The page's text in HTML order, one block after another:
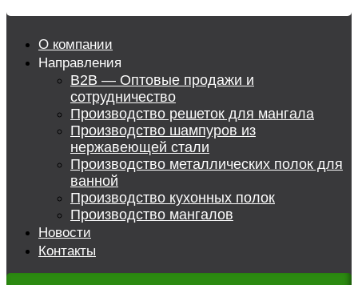
О компании
Направления
B2B — Оптовые продажи и
сотрудничество
Производство решеток для мангала
Производство шампуров из
нержавеющей стали
Производство металлических полок для
ванной
Производство кухонных полок
Производство мангалов
Новости
Контакты